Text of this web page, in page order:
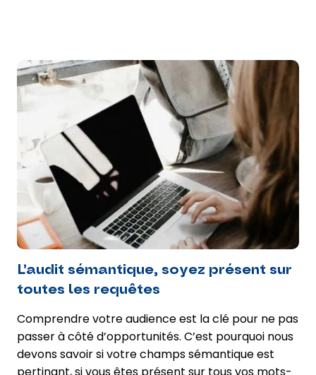
L’audit sémantique, soyez présent sur
toutes les requêtes
Comprendre votre audience est la clé pour ne pas
passer à côté d’opportunités. C’est pourquoi nous
devons savoir si votre champs sémantique est